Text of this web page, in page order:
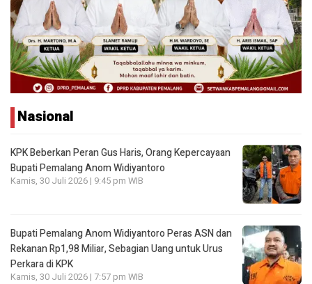
Nasional
KPK Beberkan Peran Gus Haris, Orang Kepercayaan
Bupati Pemalang Anom Widiyantoro
Kamis, 30 Juli 2026 | 9:45 pm WIB
Bupati Pemalang Anom Widiyantoro Peras ASN dan
Rekanan Rp1,98 Miliar, Sebagian Uang untuk Urus
Perkara di KPK
Kamis, 30 Juli 2026 | 7:57 pm WIB